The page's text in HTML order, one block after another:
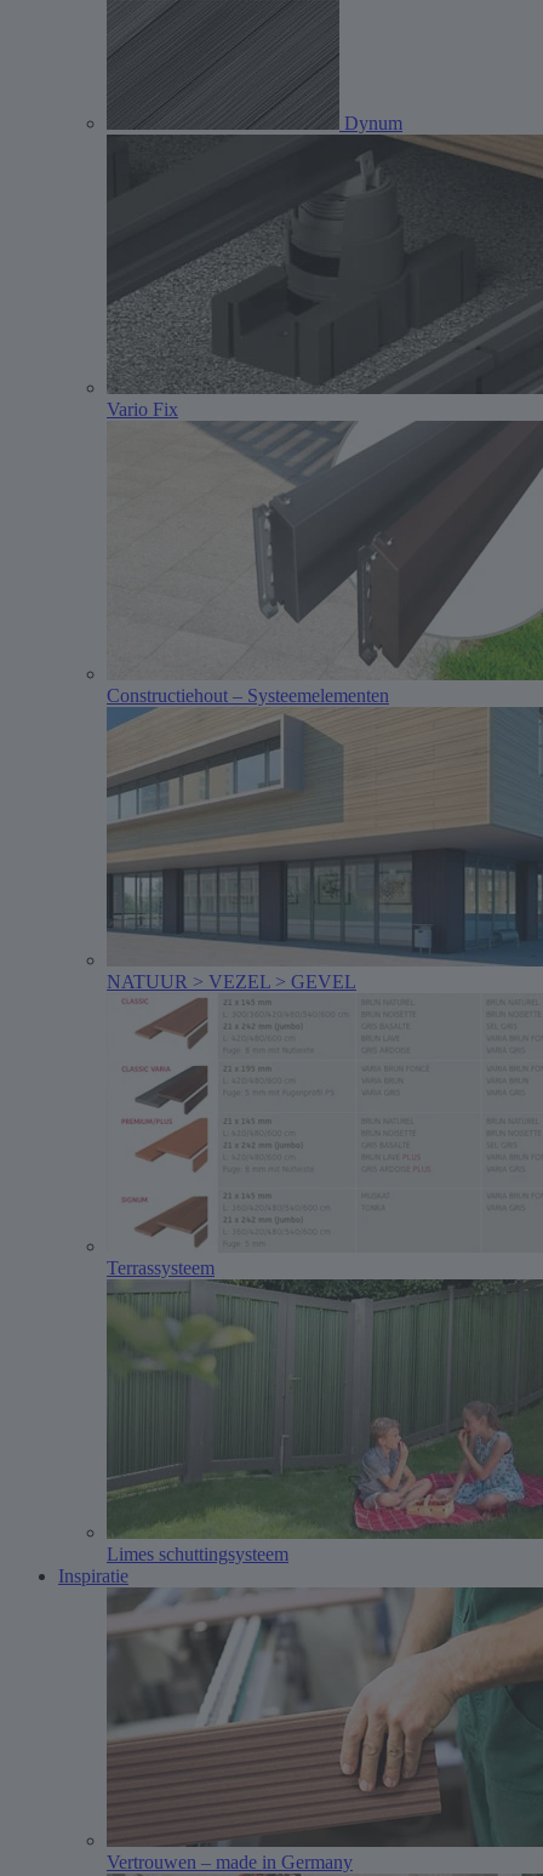
Dynum
Vario Fix
Constructiehout – Systeemelementen
NATUUR > VEZEL > GEVEL
Terrassysteem
Limes schuttingsysteem
Inspiratie
Vertrouwen – made in Germany